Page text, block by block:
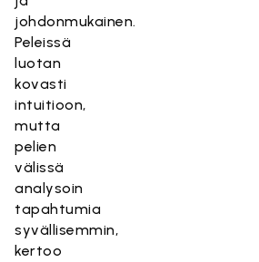
johdonmukainen.
Peleissä
luotan
kovasti
intuitioon,
mutta
pelien
välissä
analysoin
tapahtumia
syvällisemmin,
kertoo